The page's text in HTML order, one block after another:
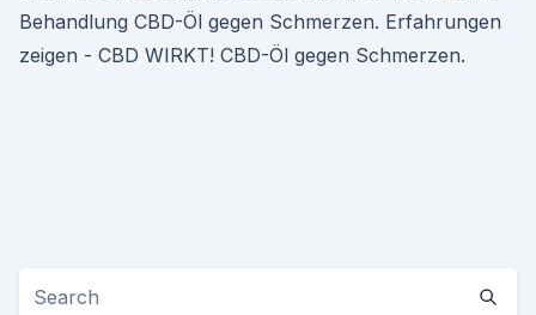
Behandlung CBD-Öl gegen Schmerzen. Erfahrungen
zeigen - CBD WIRKT! CBD-Öl gegen Schmerzen.